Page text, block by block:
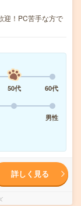
迎！PC苦手な方で
50代
60代
男性
詳しく見る